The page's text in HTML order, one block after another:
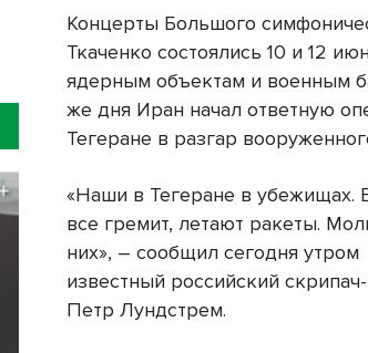
Концерты Большого
Ткаченко состоялись 10 и 12
ядерным объектам и военным
же дня Иран начал ответную
Тегеране в разгар
«Наши в Тегеране в убежищах.
все гремит, летают ракеты.
них», – сообщил сегодня утром
известный российский
Петр Лундстрем.